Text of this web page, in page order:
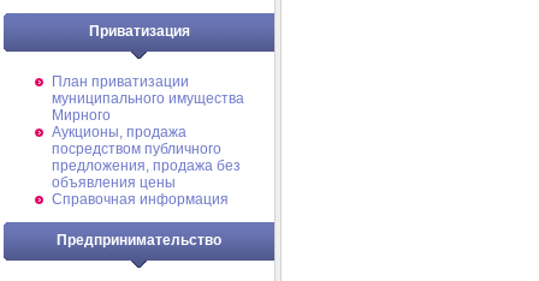
Приватизация
План приватизации
муниципального имущества
Мирного
Аукционы, продажа
посредством публичного
предложения, продажа без
объявления цены
Справочная информация
Предпринимательство